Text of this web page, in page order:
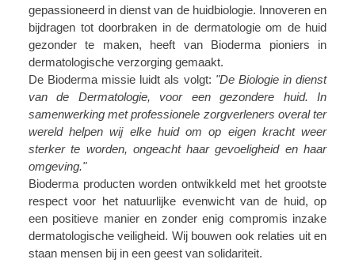
gepassioneerd in dienst van de huidbiologie. Innoveren en
bijdragen tot doorbraken in de dermatologie om de huid
gezonder te maken, heeft van Bioderma pioniers in
dermatologische verzorging gemaakt.
De Bioderma missie luidt als volgt: "De Biologie in dienst
van de Dermatologie, voor een gezondere huid. In
samenwerking met professionele zorgverleners overal ter
wereld helpen wij elke huid om op eigen kracht weer
sterker te worden, ongeacht haar gevoeligheid en haar
omgeving."
Bioderma producten worden ontwikkeld met het grootste
respect voor het natuurlijke evenwicht van de huid, op
een positieve manier en zonder enig compromis inzake
dermatologische veiligheid. Wij bouwen ook relaties uit en
staan mensen bij in een geest van solidariteit.